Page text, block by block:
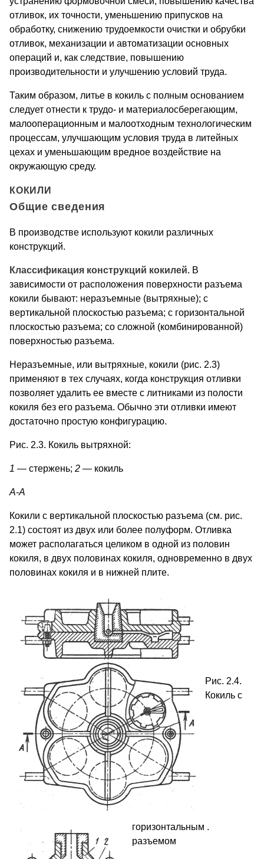
отливок, их точности, уменьшению припусков на
обработку, снижению трудоемкости очистки и обрубки
отливок, механизации и автоматизации основных
операций и, как следствие, повышению
производительности и улучшению условий труда.
Таким образом, литье в кокиль с полным основанием
следует отнести к трудо- и материалосберегающим,
малооперационным и малоотходным технологическим
процессам, улучшающим усло­вия труда в литейных
цехах и уменьшающим вредное воздействие на
окружающую среду.
КОКИЛИ
Общие сведения
В производстве используют кокили различных
конструкций.
Классификация конструкций кокилей. В
зависимости от распо­ложения поверхности разъема
кокили бывают: неразъемные (вытряхные); с
вертикальной плоскостью разъема; с горизонталь­ной
плоскостью разъема; со сложной (комбинированной)
поверх­ностью разъема.
Неразъемные, или вытряхные, кокили (рис. 2.3)
применяют в тех случаях, когда конструкция отливки
позволяет удалить ее вместе с литниками из полости
кокиля без его разъема. Обычно эти отливки имеют
достаточно простую конфигурацию.
Рис. 2.3. Кокиль вытряхной:
1 — стержень; 2 — кокиль
А-А
Кокили с вертикальной плоскостью разъема (см. рис.
2.1) состоят из двух или более полуформ. Отливка
может располагаться целиком в одной из половин
кокиля, в двух половинах кокиля, одновременно в двух
половинах кокиля и в ниж­ней плите.
Рис. 2.4.
Кокиль с
горизонтальным .
разъемом